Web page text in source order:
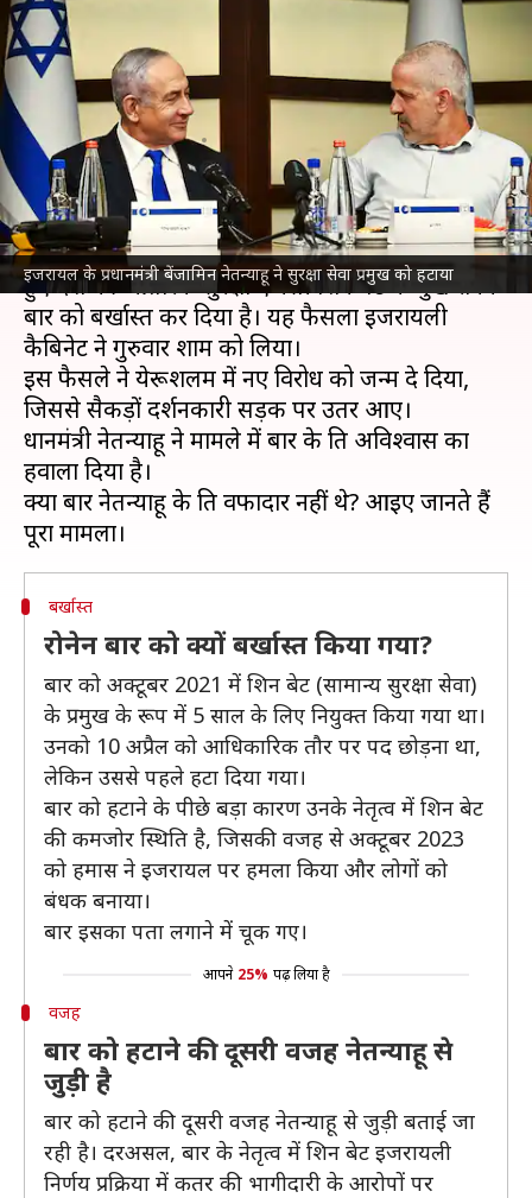
इजरायल के प्रधानमंत्री बेंजामिन नेतन्याहू ने सुरक्षा सेवा प्रमुख को हटाया
इजरायल के सुरक्षा सेवा प्रमुख दे रहे थे
बेंजामिन नेतन्याहू को धोखा? पद से
हटाया गया
लेखन गजेंद्र Mar 21, 2025
क्या है खबर?
इजरायलके प्रधानमंत्रीबेंजामिन नेतन्याहूने बड़ा फैसला लेते
हुए देश की आंतरिक सुरक्षा एजेंसी शिन बेट के प्रमुख रोनेन
बार को बर्खास्त कर दिया है। यह फैसला इजरायली
कैबिनेट ने गुरुवार शाम को लिया।
इस फैसले ने येरूशलम में नए विरोध को जन्म दे दिया,
जिससे सैकड़ों प्रदर्शनकारी सड़क पर उतर आए।
प्रधानमंत्री नेतन्याहू ने मामले में बार के प्रति अविश्वास का
हवाला दिया है।
क्या बार नेतन्याहू के प्रति वफादार नहीं थे? आइए जानते हैं
बर्खास्त
रोनेन बार को क्यों बर्खास्त किया गया?
बार को अक्टूबर 2021 में शिन बेट (सामान्य सुरक्षा सेवा)
के प्रमुख के रूप में 5 साल के लिए नियुक्त किया गया था।
उनको 10 अप्रैल को आधिकारिक तौर पर पद छोड़ना था,
लेकिन उससे पहले हटा दिया गया।
बार को हटाने के पीछे बड़ा कारण उनके नेतृत्व में शिन बेट
की कमजोर स्थिति है, जिसकी वजह से अक्टूबर 2023
को हमास ने इजरायल पर हमला किया और लोगों को
बंधक बनाया।
बार इसका पता लगाने में चूक गए।
आपने 25% पढ़ लिया है
वजह
बार को हटाने की दूसरी वजह नेतन्याहू से
जुड़ी है
बार को हटाने की दूसरी वजह नेतन्याहू से जुड़ी बताई जा
रही है। दरअसल, बार के नेतृत्व में शिन बेट इजरायली
निर्णय प्रक्रिया में कतर की भागीदारी के आरोपों पर